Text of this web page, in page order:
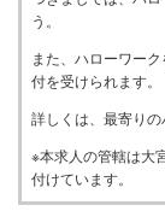
う。
また、ハローワー
付を受けられます。
詳しくは、最寄りの
※本求人の管轄は大
付けています。